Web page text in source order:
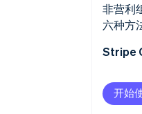
捐赠者
款
通过最
跟踪捐
非营利
六种方
Stripe
开始